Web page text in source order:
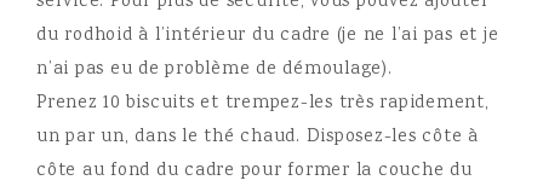
du rodhoid à l’intérieur du cadre (je ne l’ai pas et je
n’ai pas eu de problème de démoulage).
Prenez 10 biscuits et trempez-les très rapidement,
un par un, dans le thé chaud. Disposez-les côte à
côte au fond du cadre pour former la couche du